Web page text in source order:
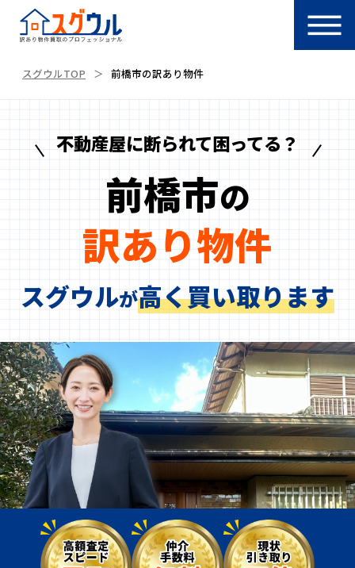
スグウルTOP 前橋市の訳あり物件
不動産屋に断られて困ってる？
前橋市の
訳あり物件
スグウルが高く買い取ります